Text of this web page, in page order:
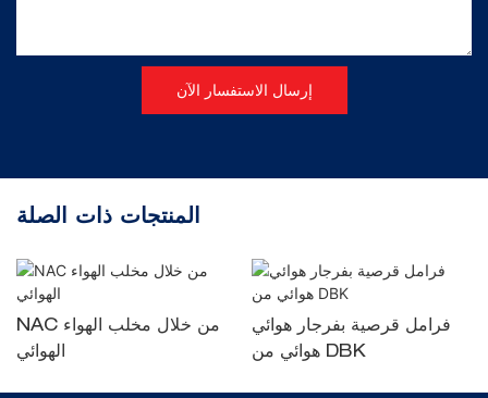
إرسال الاستفسار الآن
المنتجات ذات الصلة
NAC من خلال مخلب الهواء
الهوائي
فرامل قرصية بفرجار هوائي
هوائي من DBK